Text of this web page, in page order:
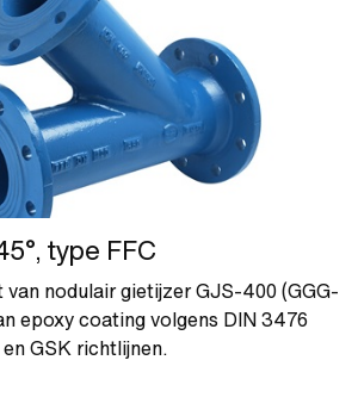
type FFC
nodulair gietijzer GJS-400 (GGG-
epoxy coating volgens DIN 3476
GSK richtlijnen.